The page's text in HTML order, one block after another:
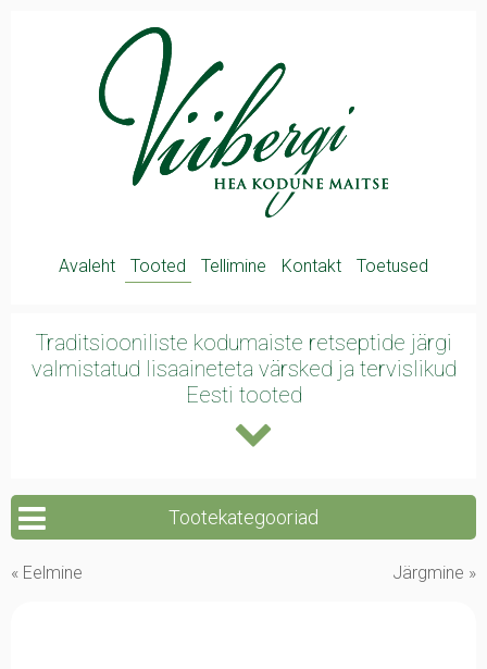
Avaleht Tooted Tellimine Kontakt Toetused
Traditsiooniliste kodumaiste retseptide järgi
valmistatud lisaaineteta värsked ja tervislikud
Eesti tooted
Tootekategooriad
« Eelmine Järgmine »